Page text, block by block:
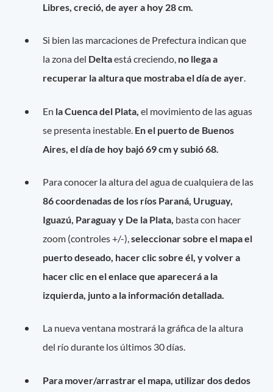
Libres, creció, de ayer a hoy 28 cm.
Si bien las marcaciones de Prefectura indican que
la zona del Deltaestá creciendo, no llega a
recuperar la altura que mostraba el día de ayer.
En la Cuenca del Plata, el movimiento de las aguas
se presenta inestable. En el puerto de Buenos
Aires, el día de hoy bajó 69 cm y subió 68.
Para conocer la altura del agua de cualquiera de las
86 coordenadas de los ríos Paraná, Uruguay,
Iguazú, Paraguay y De la Plata, basta con hacer
zoom (controles +/-),seleccionar sobre el mapa el
puerto deseado, hacer clic sobre él, y volver a
hacer clic en el enlace que aparecerá a la
izquierda, junto a la información detallada.
La nueva ventana mostrará la gráfica de la altura
del río durante los últimos 30 días.
Para mover/arrastrar el mapa, utilizar dos dedos